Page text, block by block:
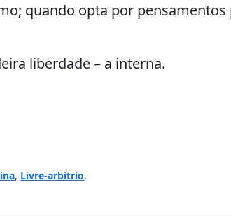
quando opta por
liberdade – a interna.
, Livre-arbitrio,